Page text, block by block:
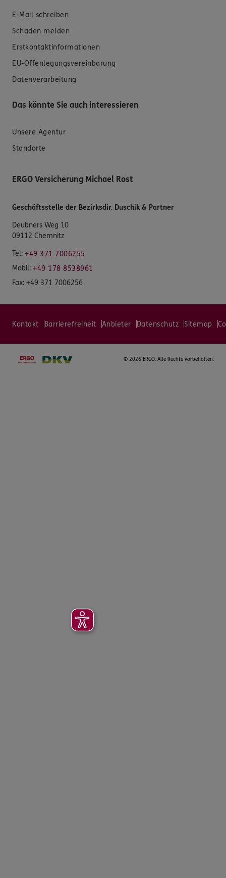
E-Mail schreiben
Schaden melden
Erstkontaktinformationen
EU-Offenlegungsvereinbarung
Datenverarbeitung
Das könnte Sie auch interessieren
Unsere Agentur
Standorte
ERGO Versicherung Michael Rost
Geschäftsstelle der Bezirksdir. Duschik & Partner
Deubners Weg 10
09112 Chemnitz
Tel: +49 371 7006255
Mobil: +49 178 8538961
Fax: +49 371 7006256
Kontakt Barrierefreiheit Anbieter Datenschutz Sitemap
© 2026 ERGO. Alle Rechte vorbehalten.